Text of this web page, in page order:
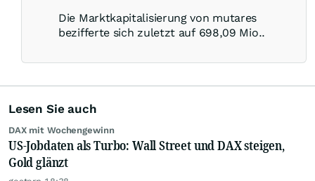
Die Marktkapitalisierung von mutares
bezifferte sich zuletzt auf 698,09 Mio..
Lesen Sie auch
DAX mit Wochengewinn
US-Jobdaten als Turbo: Wall Street und DAX steigen,
Gold glänzt